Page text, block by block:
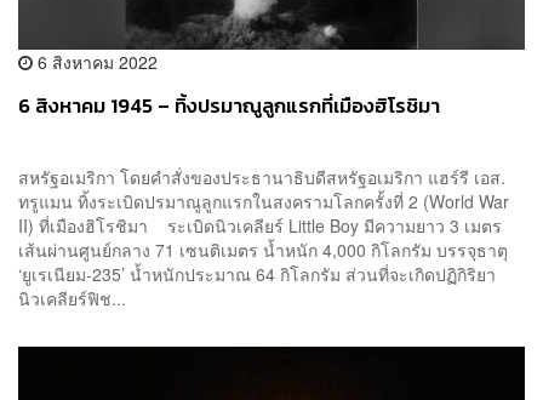
6 สิงหาคม 2022
6 สิงหาคม 1945 – ทิ้งปรมาณูลูกแรกที่เมืองฮิโรชิมา
สหรัฐอเมริกา โดยคำสั่งของประธานาธิบดีสหรัฐอเมริกา แฮร์รี เอส.
ทรูแมน ทิ้งระเบิดปรมาณูลูกแรกในสงครามโลกครั้งที่ 2 (World War
II) ที่เมืองฮิโรชิมา ระเบิดนิวเคลียร์ Little Boy มีความยาว 3 เมตร
เส้นผ่านศูนย์กลาง 71 เซนติเมตร น้ำหนัก 4,000 กิโลกรัม บรรจุธาตุ
‘ยูเรเนียม-235’ น้ำหนักประมาณ 64 กิโลกรัม ส่วนที่จะเกิดปฏิกิริยา
นิวเคลียร์ฟิช...